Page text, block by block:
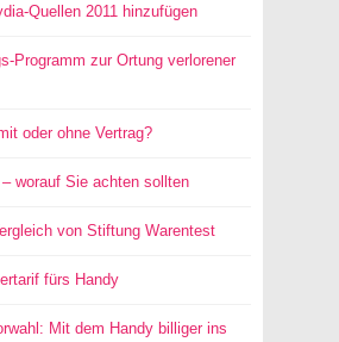
Quellen 2011 hinzufügen
Programm zur Ortung verlorener
oder ohne Vertrag?
– worauf Sie achten sollten
von Stiftung Warentest
fürs Handy
Mit dem Handy billiger ins